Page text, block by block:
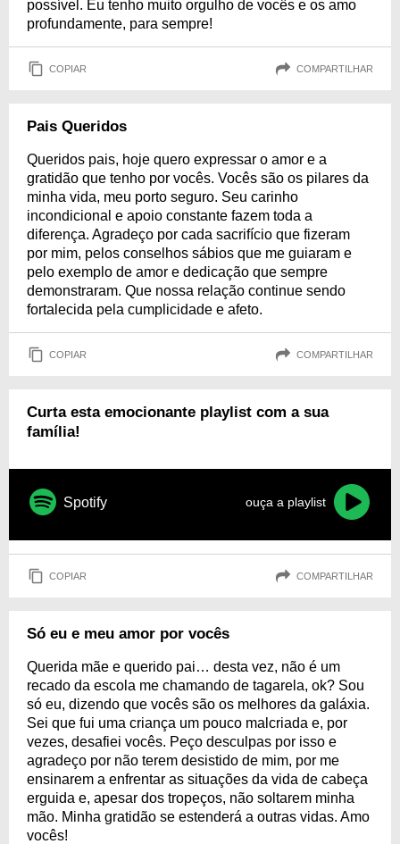
possível. Eu tenho muito orgulho de vocês e os amo
profundamente, para sempre!
COPIAR COMPARTILHAR
Pais Queridos
Queridos pais, hoje quero expressar o amor e a
gratidão que tenho por vocês. Vocês são os pilares da
minha vida, meu porto seguro. Seu carinho
incondicional e apoio constante fazem toda a
diferença. Agradeço por cada sacrifício que fizeram
por mim, pelos conselhos sábios que me guiaram e
pelo exemplo de amor e dedicação que sempre
demonstraram. Que nossa relação continue sendo
fortalecida pela cumplicidade e afeto.
COPIAR COMPARTILHAR
Curta esta emocionante playlist com a sua
família!
Spotify ouça a playlist
COPIAR COMPARTILHAR
Só eu e meu amor por vocês
Querida mãe e querido pai… desta vez, não é um
recado da escola me chamando de tagarela, ok? Sou
só eu, dizendo que vocês são os melhores da galáxia.
Sei que fui uma criança um pouco malcriada e, por
vezes, desafiei vocês. Peço desculpas por isso e
agradeço por não terem desistido de mim, por me
ensinarem a enfrentar as situações da vida de cabeça
erguida e, apesar dos tropeços, não soltarem minha
mão. Minha gratidão se estenderá a outras vidas. Amo
vocês!